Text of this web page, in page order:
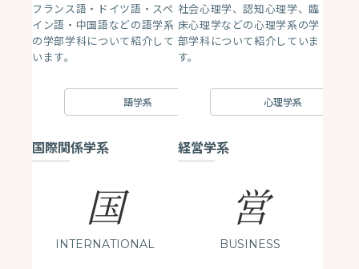
フランス語・ドイツ語・スペ
イン語・中国語などの語学系
の学部学科について紹介して
います。
語学系
社会心理学、認知心理学、臨
床心理学などの心理学系の学
部学科について紹介していま
す。
心理学系
国際関係学系
国
INTERNATIONAL
経営学系
営
BUSINESS